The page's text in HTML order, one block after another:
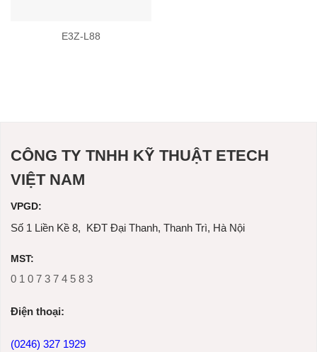
E3Z-L88
CÔNG TY TNHH KỸ THUẬT ETECH
VIỆT NAM
VPGD:
Số 1 Liền Kề 8, KĐT Đại Thanh, Thanh Trì, Hà Nội
MST:
0 1 0 7 3 7 4 5 8 3
Ðiện thoại:
(0246) 327 1929